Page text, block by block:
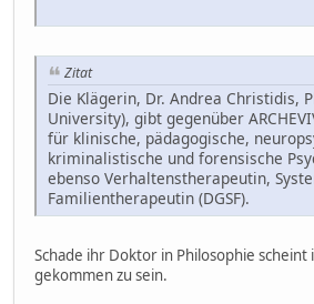
Zitat
Die Klägerin, Dr. Andrea Christidis,
University), gibt gegenüber
für klinische, pädagogische,
kriminalistische und forensische
ebenso Verhaltenstherapeutin,
Familientherapeutin (DGSF).
Schade ihr Doktor in Philosophie
gekommen zu sein.